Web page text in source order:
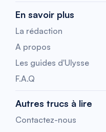
En savoir plus
La rédaction
A propos
Les guides d'Ulysse
F.A.Q
Autres trucs à lire
Contactez-nous